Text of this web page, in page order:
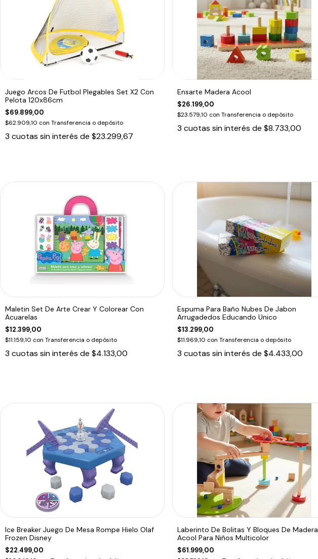
Juego Arcos De Futbol Plegables Set X2 Con
Pelota 120x86cm
$69.899,00
$62.909,10 con Transferencia o depósito
3 cuotas sin interés de $23.299,67
Ensarte Madera Acool
$26.199,00
$23.579,10 con Transferencia o depósito
3 cuotas sin interés de $8.733,00
Maletin Set De Arte Crear Y Colorear Con
Acuarelas
$12.399,00
$11.159,10 con Transferencia o depósito
3 cuotas sin interés de $4.133,00
Espuma Para Baño Nubes De Jabon
Arrugadedos Educando Unico
$13.299,00
$11.969,10 con Transferencia o depósito
3 cuotas sin interés de $4.433,00
Ice Breaker Juego De Mesa Rompe Hielo Olaf
Frozen Disney
$22.499,00
Laberinto De Bolitas Y Bloques De Madera
Acool Para Niños Multicolor
$61.999,00